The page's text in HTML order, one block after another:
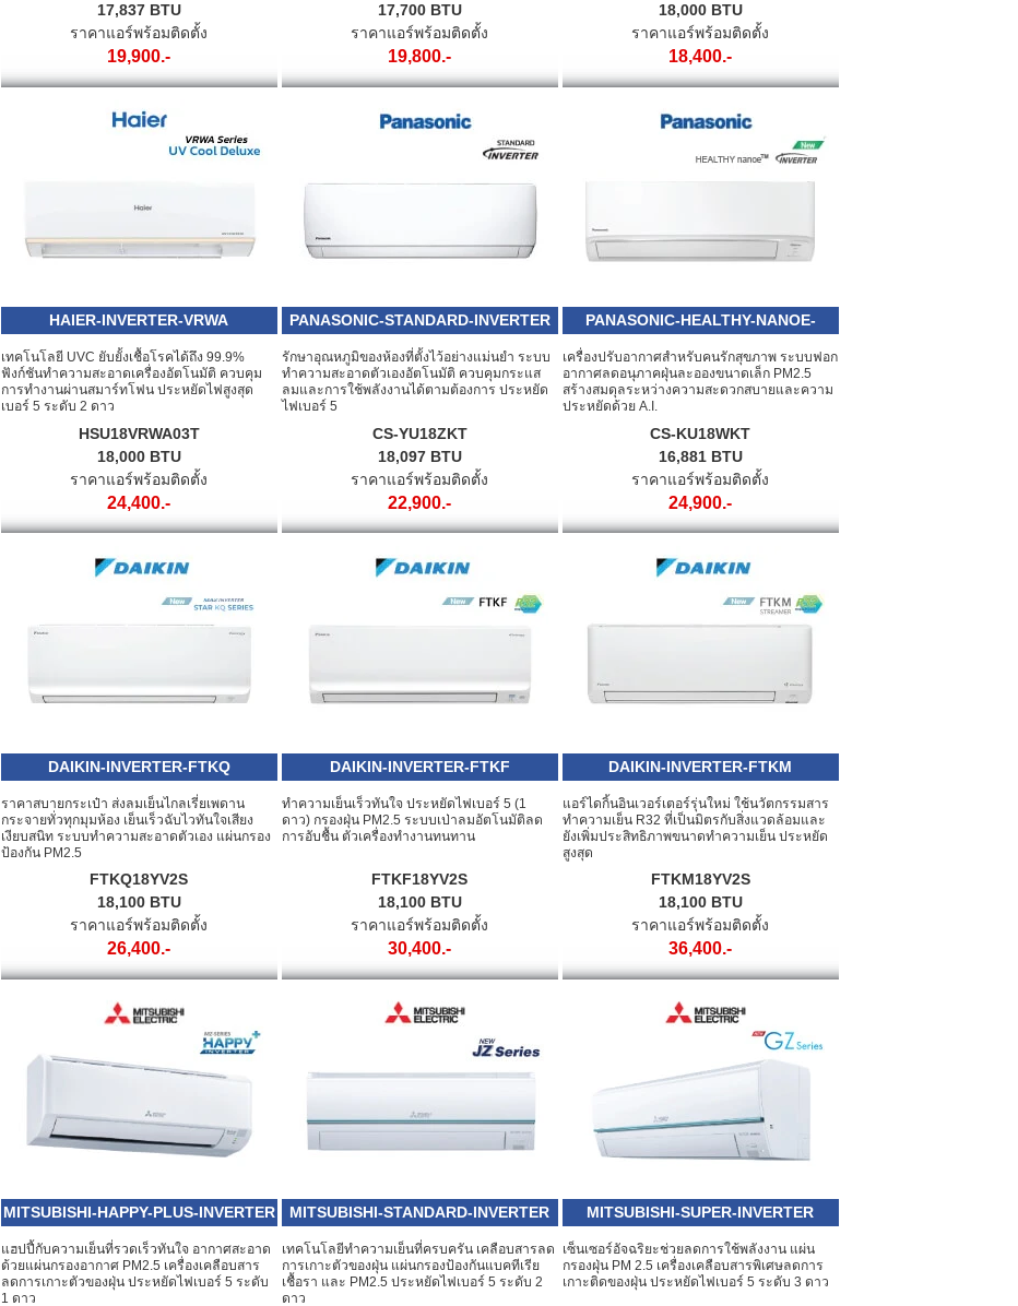
17,837 BTU
ราคาแอร์พร้อมติดตั้ง
19,900.-
17,700 BTU
ราคาแอร์พร้อมติดตั้ง
19,800.-
18,000 BTU
ราคาแอร์พร้อมติดตั้ง
18,400.-
HAIER-INVERTER-VRWA
เทคโนโลยี UVC ยับยั้งเชื้อโรคได้ถึง 99.9%
ฟังก์ชันทำความสะอาดเครื่องอัตโนมัติ ควบคุม
การทำงานผ่านสมาร์ทโฟน ประหยัดไฟสูงสุด
เบอร์ 5 ระดับ 2 ดาว
HSU18VRWA03T
18,000 BTU
ราคาแอร์พร้อมติดตั้ง
24,400.-
PANASONIC-STANDARD-INVERTER
รักษาอุณหภูมิของห้องที่ตั้งไว้อย่างแม่นยำ ระบบ
ทำความสะอาดตัวเองอัตโนมัติ ควบคุมกระแส
ลมและการใช้พลังงานได้ตามต้องการ ประหยัด
ไฟเบอร์ 5
CS-YU18ZKT
18,097 BTU
ราคาแอร์พร้อมติดตั้ง
22,900.-
PANASONIC-HEALTHY-NANOE-
INVERTER
เครื่องปรับอากาศสำหรับคนรักสุขภาพ ระบบฟอก
อากาศลดอนุภาคฝุ่นละอองขนาดเล็ก PM2.5
สร้างสมดุลระหว่างความสะดวกสบายและความ
ประหยัดด้วย A.I.
CS-KU18WKT
16,881 BTU
ราคาแอร์พร้อมติดตั้ง
24,900.-
DAIKIN-INVERTER-FTKQ
ราคาสบายกระเป๋า ส่งลมเย็นไกลเรี่ยเพดาน
กระจายทั่วทุกมุมห้อง เย็นเร็วฉับไวทันใจเสียง
เงียบสนิท ระบบทำความสะอาดตัวเอง แผ่นกรอง
ป้องกัน PM2.5
FTKQ18YV2S
18,100 BTU
ราคาแอร์พร้อมติดตั้ง
26,400.-
DAIKIN-INVERTER-FTKF
ทำความเย็นเร็วทันใจ ประหยัดไฟเบอร์ 5 (1
ดาว) กรองฝุ่น PM2.5 ระบบเป่าลมอัตโนมัติลด
การอับชื้น ตัวเครื่องทำงานทนทาน
FTKF18YV2S
18,100 BTU
ราคาแอร์พร้อมติดตั้ง
30,400.-
DAIKIN-INVERTER-FTKM
แอร์ไดกิ้นอินเวอร์เตอร์รุ่นใหม่ ใช้นวัตกรรมสาร
ทำความเย็น R32 ที่เป็นมิตรกับสิ่งแวดล้อมและ
ยังเพิ่มประสิทธิภาพขนาดทำความเย็น ประหยัด
สูงสุด
FTKM18YV2S
18,100 BTU
ราคาแอร์พร้อมติดตั้ง
36,400.-
MITSUBISHI-HAPPY-PLUS-INVERTER
แฮปปี้กับความเย็นที่รวดเร็วทันใจ อากาศสะอาด
ด้วยแผ่นกรองอากาศ PM2.5 เครื่องเคลือบสาร
ลดการเกาะตัวของฝุ่น ประหยัดไฟเบอร์ 5 ระดับ
1 ดาว
MITSUBISHI-STANDARD-INVERTER
เทคโนโลยีทำความเย็นที่ครบครัน เคลือบสารลด
การเกาะตัวของฝุ่น แผ่นกรองป้องกันแบคทีเรีย
เชื้อรา และ PM2.5 ประหยัดไฟเบอร์ 5 ระดับ 2
ดาว
MITSUBISHI-SUPER-INVERTER
เซ็นเซอร์อัจฉริยะช่วยลดการใช้พลังงาน แผ่น
กรองฝุ่น PM 2.5 เครื่องเคลือบสารพิเศษลดการ
เกาะติดของฝุ่น ประหยัดไฟเบอร์ 5 ระดับ 3 ดาว